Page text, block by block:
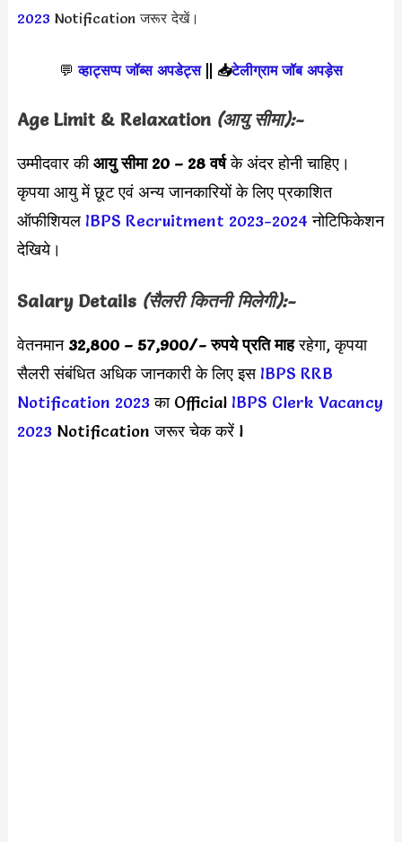
2023 Notification जरूर देखें।
💬 व्हाट्सप्प जॉब्स अपडेट्स|| 📥टेलीग्राम जॉब अपड़ेस
Age Limit & Relaxation (आयु सीमा):-
उम्मीदवार कीआयु सीमा 20 – 28 वर्षके अंदर होनी चाहिए।
कृपया आयु में छूट एवं अन्य जानकारियों के लिए प्रकाशित
ऑफीशियल IBPS Recruitment 2023-2024 नोटिफिकेशन
देखिये।
Salary Details (सैलरी कितनी मिलेगी):-
वेतनमान 32,800 – 57,900/- रुपये प्रति माहरहेगा, कृपया
सैलरी संबंधित अधिक जानकारी के लिए इस IBPS RRB
Notification 2023का Official IBPS Clerk Vacancy
2023Notification जरूर चेक करें l